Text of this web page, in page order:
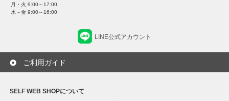
月・火 9:00～17:00
水～金 9:00～16:00
LINE公式アカウント
ご利用ガイド
SELF WEB SHOPについて